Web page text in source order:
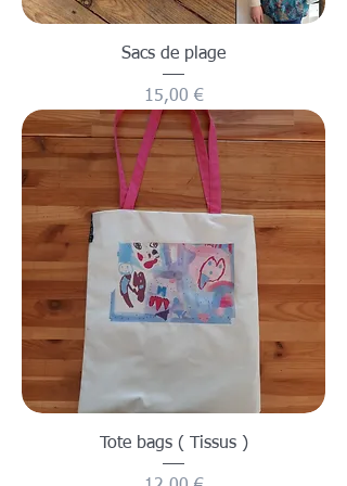
Sacs de plage
Prix
15,00 €
Tote bags ( Tissus )